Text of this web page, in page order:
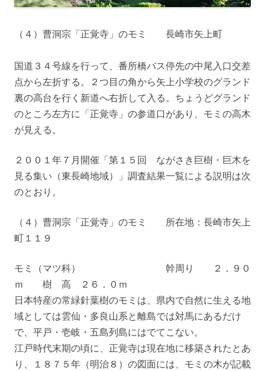
（４）曹洞宗「正覚寺」のモミ 長崎市矢上町
国道３４号線を行って、番所橋バス停先の中尾入口交差
点から左折する。２つ目の角から矢上小学校のグランド
裏の高台を行く新道へ右折して入る。ちょうどグランド
のところ左方に「正覚寺」の参道口があり、モミの高木
が見える。
２００１年７月開催「第１５回 ながさき巨樹・巨木を
見る集い（東長崎地域）」調査結果一覧による説明は次
のとおり。
（４）曹洞宗「正覚寺」のモミ 所在地：長崎市矢上
町１１９
モミ（マツ科） 幹周り ２．９０
ｍ 樹 高 ２６．０ｍ
日本特産の常緑針葉樹のモミは、県内で自然に生える地
域としては雲仙・多良山系と離島では対馬にあるだけ
で、平戸・壱岐・五島列島にはでてこない。
江戸時代末期の頃に、正覚寺は現在地に移築されたとあ
り、１８７５年（明治８）の図面には、モミの木が記載